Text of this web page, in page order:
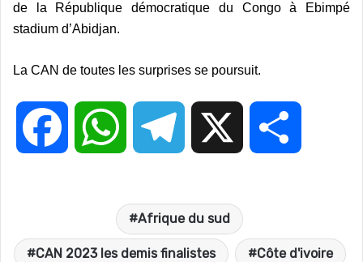
de la République démocratique du Congo à Ebimpé
stadium d’Abidjan.
La CAN de toutes les surprises se poursuit.
a l
Afrique du sud
CAN 2023 les demis finalistes Côte d'ivoire